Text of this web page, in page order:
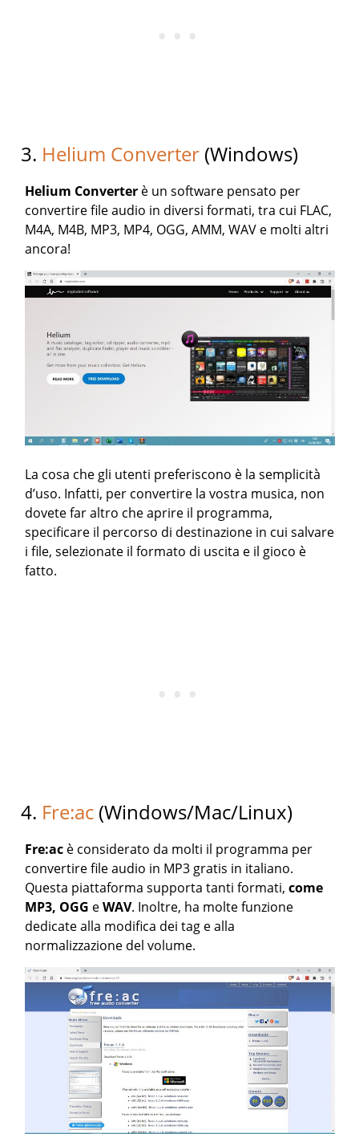
3. Helium Converter (Windows)
Helium Converter è un software pensato per
convertire file audio in diversi formati, tra cui FLAC,
M4A, M4B, MP3, MP4, OGG, AMM, WAV e molti altri
ancora!
La cosa che gli utenti preferiscono è la semplicità
d’uso. Infatti, per convertire la vostra musica, non
dovete far altro che aprire il programma,
specificare il percorso di destinazione in cui salvare
i file, selezionate il formato di uscita e il gioco è
fatto.
4. Fre:ac (Windows/Mac/Linux)
Fre:ac è considerato da molti il programma per
convertire file audio in MP3 gratis in italiano.
Questa piattaforma supporta tanti formati,come
MP3, OGG eWAV. Inoltre, ha molte funzione
dedicate alla modifica dei tag e alla
normalizzazione del volume.